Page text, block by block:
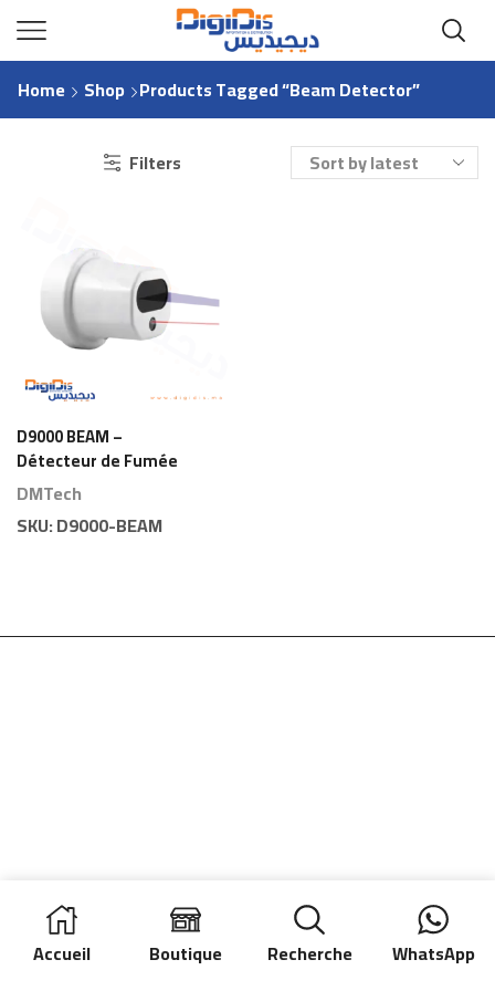
Home Shop Products Tagged “beam Detector”
Filters
D9000 BEAM –
Détecteur de Fumée
Optique à Faisceau
DMTech
DMTech
SKU:D9000-BEAM
Accueil Boutique Recherche WhatsApp